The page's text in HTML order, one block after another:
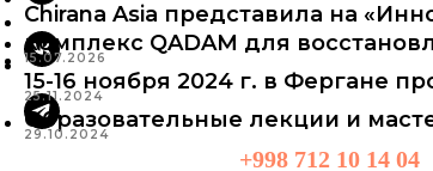
+998 712 10 14 04
Chirana Asia представила на
комплекс QADAM для
15.07.2026
15-16 ноября 2024 г. в Фергане
25.11.2024
Образовательные лекции и
29.10.2024